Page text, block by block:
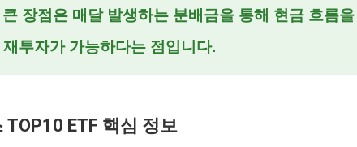
장점은 매달 발생하는 분배금을 통해 현금 흐름을
투자가 가능하다는 점입니다.
ETF 핵심 정보